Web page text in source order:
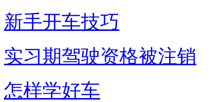
新手开车技巧
实习期驾驶资格被注销
怎样学好车